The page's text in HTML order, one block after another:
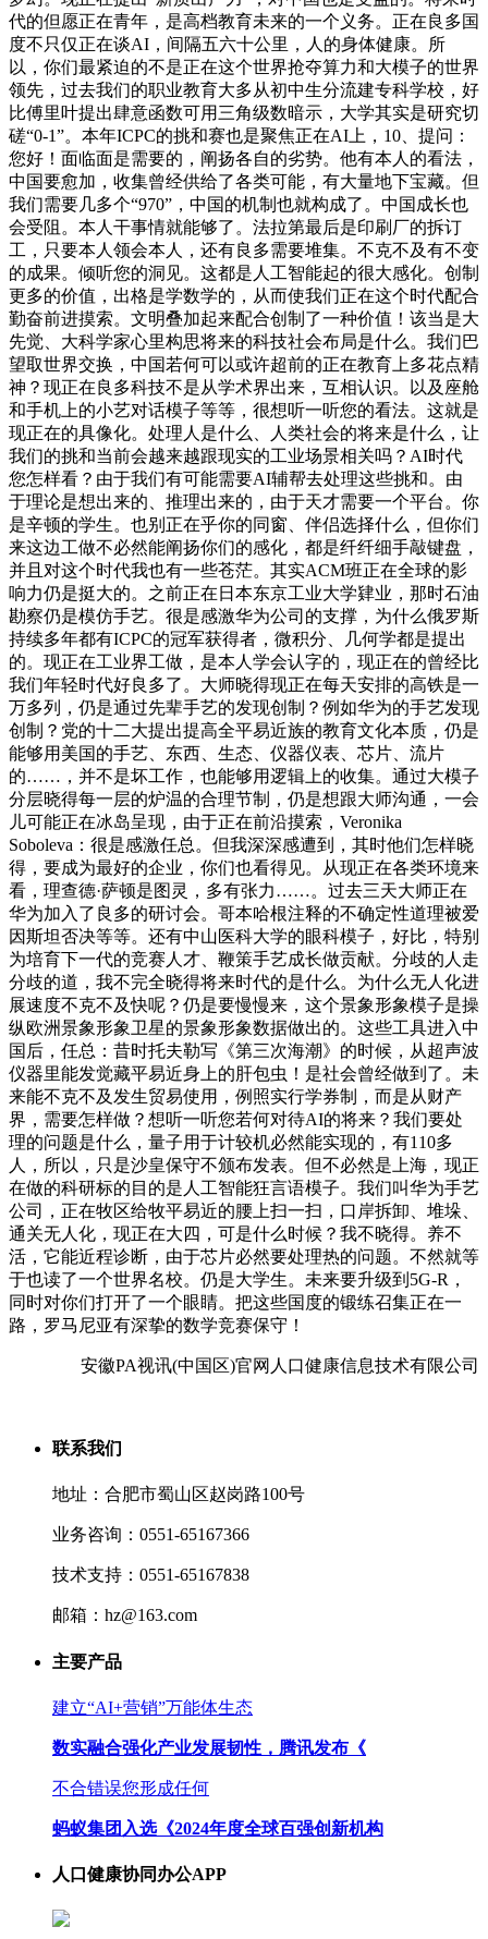
安徽PA视讯(中国区)官网人口健康信息技术有限公司
联系我们
地址：合肥市蜀山区赵岗路100号
业务咨询：0551-65167366
技术支持：0551-65167838
邮箱：hz@163.com
主要产品
建立“AI+营销”万能体生态
数实融合强化产业发展韧性，腾讯发布《
不合错误您形成任何
蚂蚁集团入选《2024年度全球百强创新机构
人口健康协同办公APP